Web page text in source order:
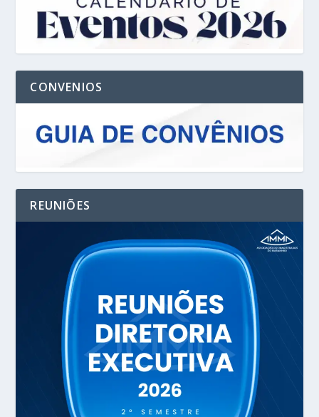
CONVENIOS
REUNIÕES